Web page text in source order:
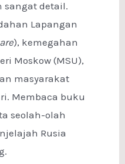
sangat detail.
Lapangan
), kemegahan
Moskow (MSU),
masyarakat
Membaca buku
seolah-olah
Rusia